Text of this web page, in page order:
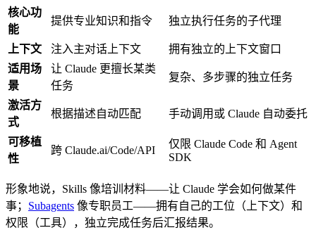
核心功
能
提供专业知识和指令 独立执行任务的子代理
上下文 注入主对话上下文
拥有独立的上下文窗口
适用场
景
让 Claude 更擅长某类
任务
复杂、多步骤的独立任务
激活方
式
根据描述自动匹配 手动调用或 Claude 自动委托
可移植
性
跨 Claude.ai/Code/API
仅限 Claude Code 和 Agent
SDK
形象地说，Skills 像培训材料——让 Claude 学会如何做某件
事； Subagents 像专职员工——拥有自己的工位（上下文）和
权限（工具），独立完成任务后汇报结果。